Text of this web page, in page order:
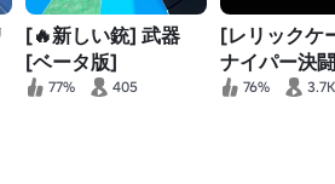
[🔥新しい銃] 武器
[ベータ版]
77% 405
[レリックケ
ナイパー決闘
76% 3.7K